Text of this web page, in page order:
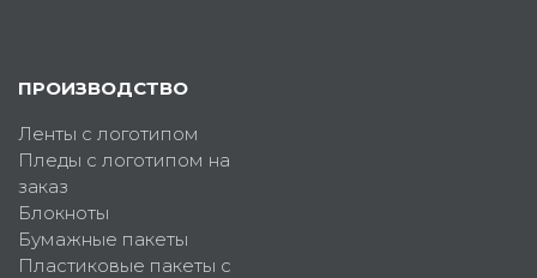
ПРОИЗВОДСТВО
Ленты с логотипом
Пледы с логотипом на
заказ
Блокноты
Бумажные пакеты
Пластиковые пакеты с